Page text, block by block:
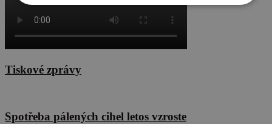
Tiskové zprávy
Spotřeba pálených cihel letos vzroste
Nezbytně
Výkonové
soubory
Soubory